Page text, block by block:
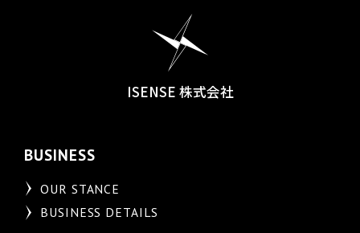
ISENSE 株式会社
BUSINESS
OUR STANCE
BUSINESS DETAILS